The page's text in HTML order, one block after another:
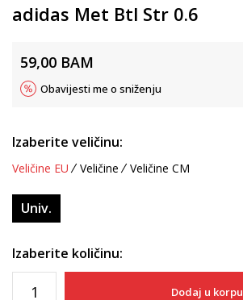
adidas Met Btl Str 0.6
59,00 BAM
Obavijesti me o sniženju
Izaberite veličinu:
Veličine EU Veličine Veličine CM
Univ.
Izaberite količinu:
Dodaj u korpu